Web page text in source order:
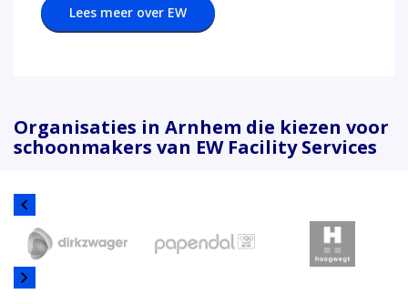
Lees meer over EW
Organisaties in Arnhem die kiezen voor
schoonmakers van EW Facility Services